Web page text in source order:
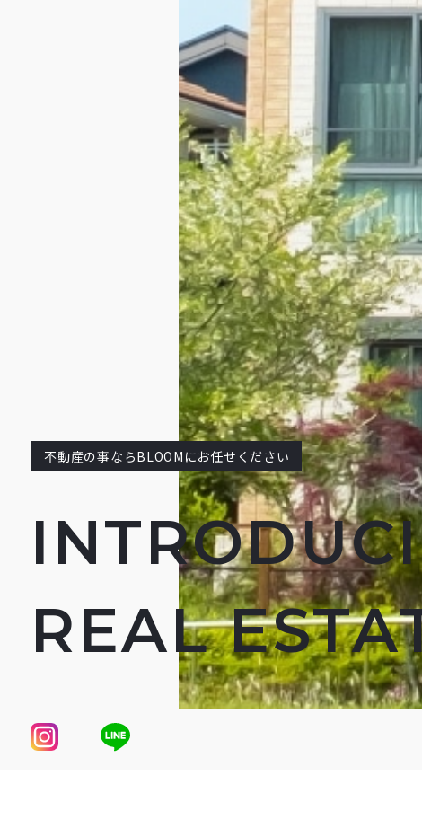
不動産の事ならBLOOMにお任せください
REAL